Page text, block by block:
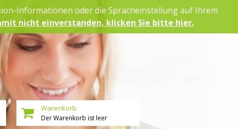
Informationen oder die Spracheinstellung auf Ihrem
nicht einverstanden, klicken Sie bitte hier.
Warenkorb
Der Warenkorb ist leer